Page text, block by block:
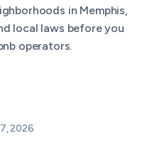
in Memphis,
local laws before you
operators.
2026